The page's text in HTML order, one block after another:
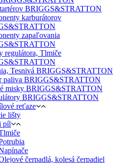
BRIGGS&STRATTON
karburátorov
zapaľovania
regulátora, Tlmiče
Tesnivá BRIGGS&STRATTON
paliva BRIGGS&STRATTON
misky BRIGGS&STRATTON
BRIGGS&STRATTON
reťaze
lišty
píl
čerpadlá, kolesá čerpadiel